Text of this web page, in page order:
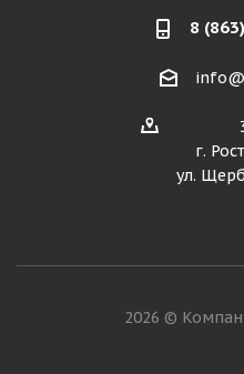
8
г.
ул.
2026 ©